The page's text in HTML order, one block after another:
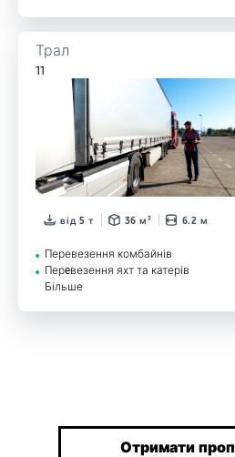
Трал
11
від 5 т 36 м³ 6.2 м
Перевезення комбайнів
Перeвезення яхт та катерів
Більше
Отримати